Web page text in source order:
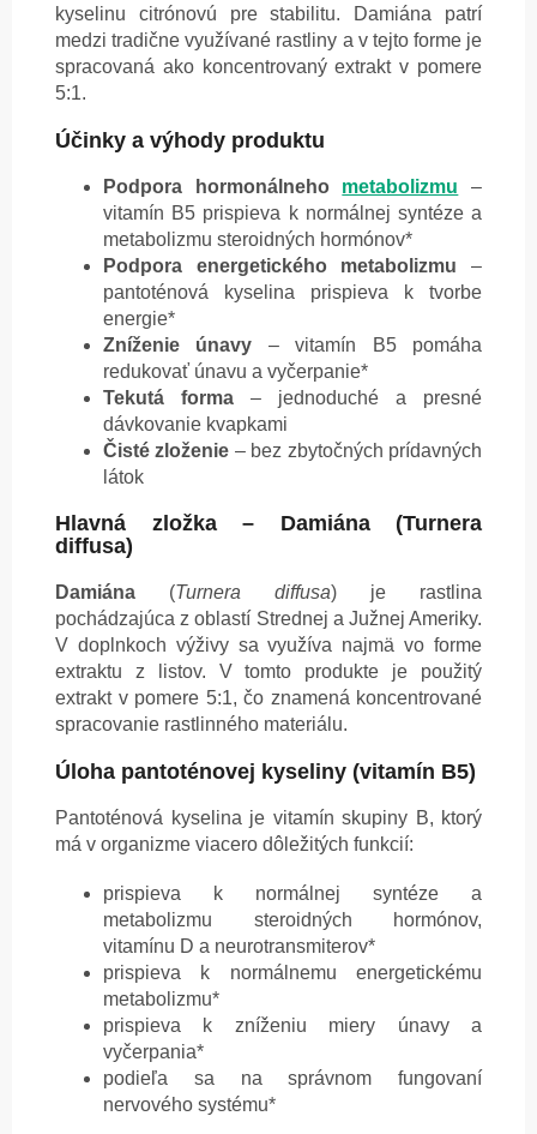
kyselinu citrónovú pre stabilitu. Damiána patrí
medzi tradične využívané rastliny a v tejto forme je
spracovaná ako koncentrovaný extrakt v pomere
5:1.
Účinky a výhody produktu
Podpora hormonálneho metabolizmu –
vitamín B5 prispieva k normálnej syntéze a
metabolizmu steroidných hormónov*
Podpora energetického metabolizmu –
pantoténová kyselina prispieva k tvorbe
energie*
Zníženie únavy – vitamín B5 pomáha
redukovať únavu a vyčerpanie*
Tekutá forma – jednoduché a presné
dávkovanie kvapkami
Čisté zloženie – bez zbytočných prídavných
látok
Hlavná zložka – Damiána (Turnera
diffusa)
Damiána (Turnera diffusa) je rastlina
pochádzajúca z oblastí Strednej a Južnej Ameriky.
V doplnkoch výživy sa využíva najmä vo forme
extraktu z listov. V tomto produkte je použitý
extrakt v pomere 5:1, čo znamená koncentrované
spracovanie rastlinného materiálu.
Úloha pantoténovej kyseliny (vitamín B5)
Pantoténová kyselina je vitamín skupiny B, ktorý
má v organizme viacero dôležitých funkcií:
prispieva k normálnej syntéze a
metabolizmu steroidných hormónov,
vitamínu D a neurotransmiterov*
prispieva k normálnemu energetickému
metabolizmu*
prispieva k zníženiu miery únavy a
vyčerpania*
podieľa sa na správnom fungovaní
nervového systému*